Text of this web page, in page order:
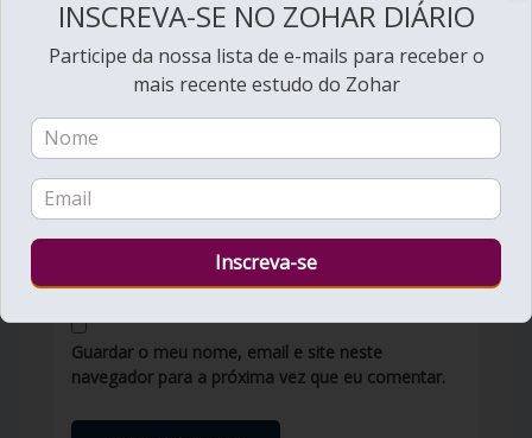
Nome*
Email*
Guardar o meu nome, email e site neste
navegador para a próxima vez que eu comentar.
INSCREVA-SE NO ZOHAR DIÁRIO
Participe da nossa lista de e-mails para receber o
mais recente estudo do Zohar